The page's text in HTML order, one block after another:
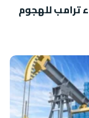
ترامب للهجوم